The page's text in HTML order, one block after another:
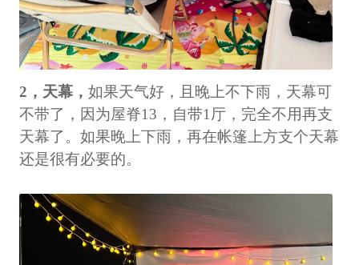
2，天幕， 如果天气好，且晚上不下雨，天幕可
不带了，因为屋脊13，自带1厅，完全不用再支
天幕了。如果晚上下雨，再在帐篷上方支个天幕
还是很有必要的。